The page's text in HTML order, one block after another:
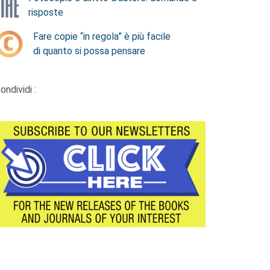
risposte
Fare copie “in regola” è più facile
di quanto si possa pensare
: